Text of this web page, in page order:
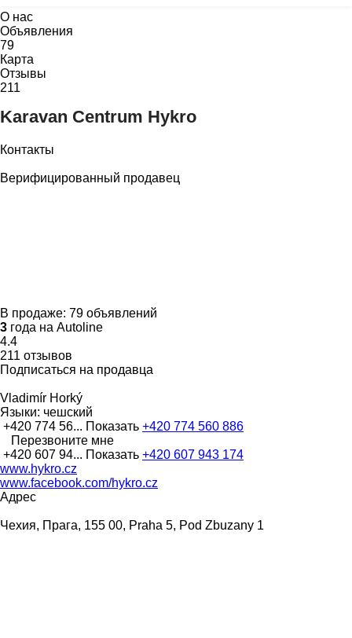
О нас
Объявления
79
Карта
Отзывы
211
Karavan Centrum Hykro
Контакты
Верифицированный продавец
В продаже: 79 объявлений
3 года на Autoline
4.4
211 отзывов
Подписаться на продавца
Vladimír Horký
Языки: чешский
+420 774 56... Показать +420 774 560 886
Перезвоните мне
+420 607 94... Показать +420 607 943 174
www.hykro.cz
www.facebook.com/hykro.cz
Адрес
Чехия, Прага, 155 00, Praha 5, Pod Zbuzany 1